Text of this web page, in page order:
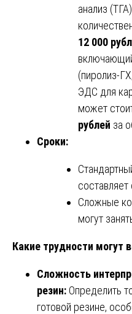
анализ
12 000
(пиролиз-
ЭДС для
может
рублей за
Сроки:
составляет
Сложные
могут
Какие трудности могут
Сложность
резин: Определить
готовой резине,